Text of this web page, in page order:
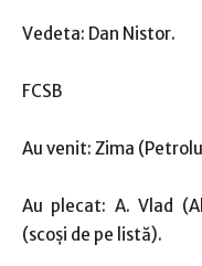
Vedeta: Dan Nistor.
FCSB
Au venit: Zima
Au plecat: A. Vlad
(scoşi de pe listă).